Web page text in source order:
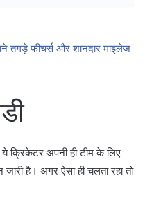
तगड़े फीचर्स और शानदार माइलेज
क्रिकेटर अपनी ही टीम के लिए
है। अगर ऐसा ही चलता रहा तो